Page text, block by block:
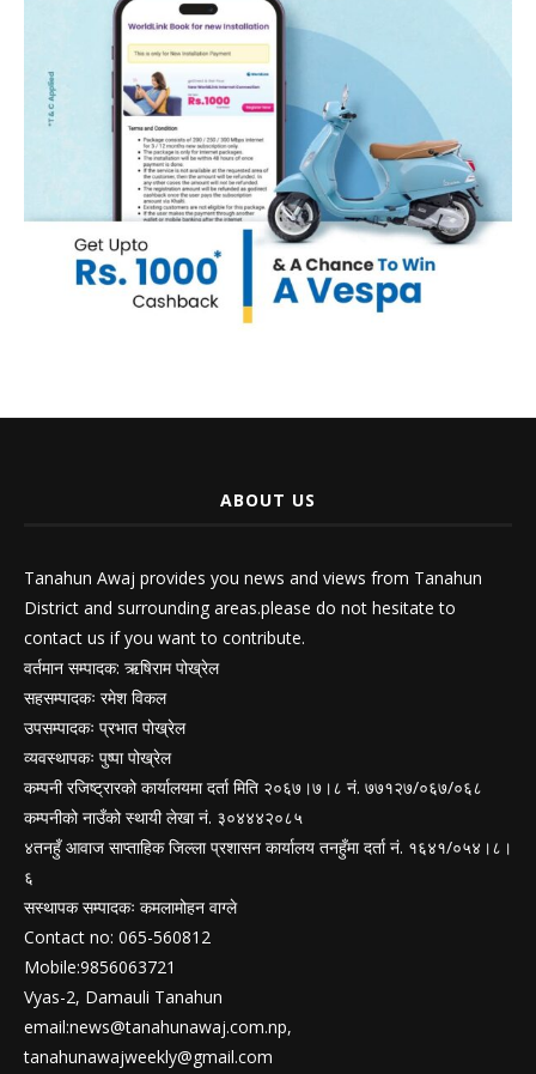
ABOUT US
Tanahun Awaj provides you news and views from Tanahun
District and surrounding areas.please do not hesitate to
contact us if you want to contribute.
वर्तमान सम्पादक: ऋषिराम पोख्रेल
सहसम्पादकः रमेश विकल
उपसम्पादकः प्रभात पोख्रेल
व्यवस्थापकः पुष्पा पोख्रेल
कम्पनी रजिष्ट्रारको कार्यालयमा दर्ता मिति २०६७।७।८ नं. ७७१२७/०६७/०६८
कम्पनीको नाउँको स्थायी लेखा नं. ३०४४४२०८५
४तनहुँ आवाज साप्ताहिक जिल्ला प्रशासन कार्यालय तनहुँमा दर्ता नं. १६४१/०५४।८।
६
सस्थापक सम्पादकः कमलामोहन वाग्ले
Contact no: 065-560812
Mobile:9856063721
Vyas-2, Damauli Tanahun
email:news@tanahunawaj.com.np,
tanahunawajweekly@gmail.com